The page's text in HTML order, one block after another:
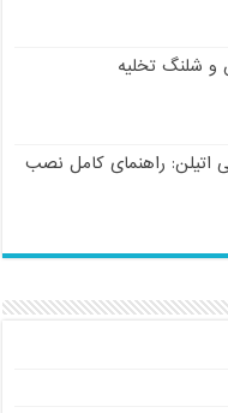
شلنگ تخلیه
اتیلن: راهنمای کامل نصب